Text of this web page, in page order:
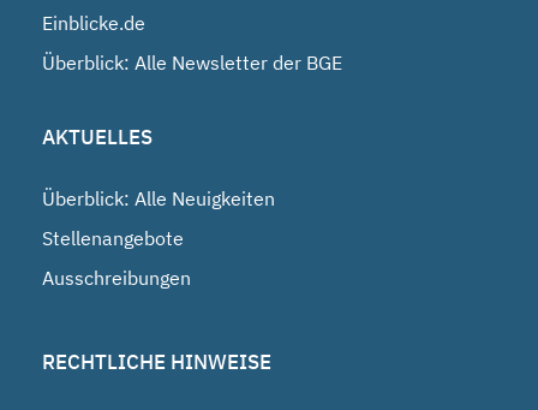
Einblicke.de
Überblick: Alle Newsletter der BGE
AKTUELLES
Überblick: Alle Neuigkeiten
Stellenangebote
Ausschreibungen
RECHTLICHE HINWEISE